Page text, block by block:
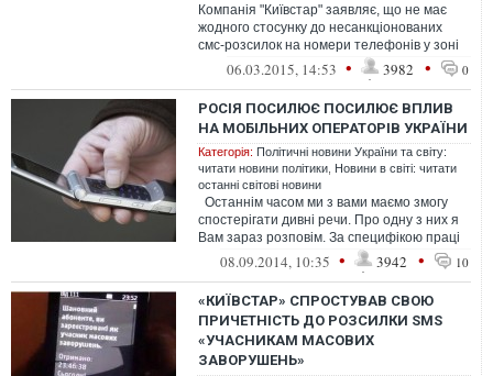
Компанія "Київстар" заявляє, що не має
жодного стосунку до несанкціонованих
смс-розсилок на номери телефонів у зоні
проведення Антитерористичної опера...
06.03.2015, 14:53 • 3982 • 0
РОСІЯ ПОСИЛЮЄ ПОСИЛЮЄ ВПЛИВ
НА МОБІЛЬНИХ ОПЕРАТОРІВ УКРАЇНИ
Категорія: Політичні новини України та світу:
читати новини політики Новини в світі: читати
останні світові новини
Останнім часом ми з вами маємо змогу
спостерігати дивні речи. Про одну з них я
Вам зараз розповім. За специфікою праці
мені доводиться спілкув...
08.09.2014, 10:35 • 3942 • 10
«КИЇВСТАР» СПРОСТУВАВ СВОЮ
ПРИЧЕТНІСТЬ ДО РОЗСИЛКИ SMS
«УЧАСНИКАМ МАСОВИХ
ЗАВОРУШЕНЬ»